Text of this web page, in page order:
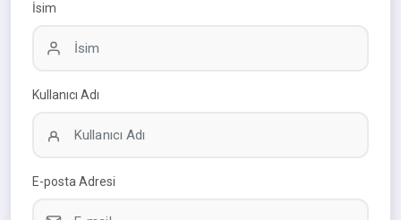
İsim
Kullanıcı Adı
E-posta Adresi